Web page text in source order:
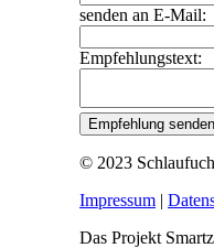
senden an E-Mail:
Empfehlungstext:
© 2023
Impressum |
Das Projekt